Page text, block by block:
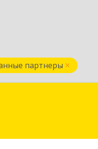
партнеры
обл, Киреевск г,